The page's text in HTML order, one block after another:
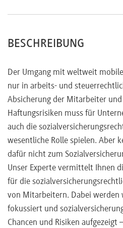
BESCHREIBUNG
Der Umgang mit weltweit
nur in arbeits- und
Absicherung der Mitarbeiter
Haftungsrisiken muss für
auch die
wesentliche Rolle spielen. Aber
dafür nicht zum
Unser Experte vermittelt Ihnen
für die
von Mitarbeitern. Dabei werden
fokussiert und
Chancen und Risiken aufgezeigt